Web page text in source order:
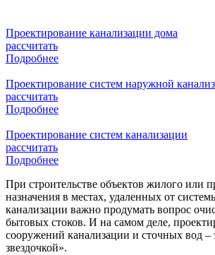
Проектирование канализации дома
рассчитать
Подробнее
Проектирование систем наружной
рассчитать
Подробнее
Проектирование систем канализации
рассчитать
Подробнее
При строительстве объектов жилого или
назначения в местах, удаленных от
канализации важно продумать вопрос
бытовых стоков. И на самом деле,
сооружений канализации и сточных вод –
звездочкой».